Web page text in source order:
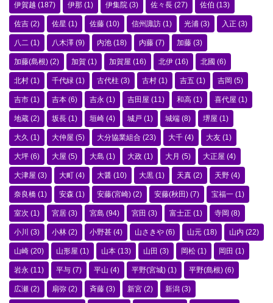
伊賀越 (187) 伊那 (1) 伊集院 (3) 佐々長 (27) 佐伯 (13)
佐吉 (2) 佐星 (1) 佐藤 (10) 信州諏訪 (1) 光浦 (3) 入正 (3)
八二 (1) 八木澤 (9) 内池 (18) 内藤 (7) 加藤 (3)
加藤(島根) (2) 加賀 (1) 加賀屋 (16) 北伊 (16) 北國 (6)
北村 (1) 千代緑 (1) 古代柱 (3) 古村 (1) 吉五 (1) 吉岡 (5)
吉市 (1) 吉本 (6) 吉永 (1) 吉田屋 (11) 和高 (1) 喜代屋 (1)
地蔵 (2) 坂長 (1) 垣崎 (4) 城戸 (1) 城端 (8) 堺屋 (1)
大久 (1) 大仲屋 (5) 大分協業組合 (23) 大千 (4) 大友 (1)
大坪 (6) 大屋 (5) 大島 (1) 大政 (1) 大月 (5) 大正屋 (4)
大津屋 (3) 大町 (4) 大醤 (10) 大黒 (1) 天真 (2) 天野 (4)
奈良橋 (1) 安森 (1) 安藤(宮崎) (2) 安藤(秋田) (7) 宝福一 (1)
室次 (1) 宮居 (3) 宮島 (94) 宮田 (3) 富士正 (1) 寺岡 (8)
小川 (3) 小林 (2) 小野甚 (4) 山さきや (6) 山元 (18) 山内 (22)
山崎 (20) 山形屋 (1) 山本 (13) 山田 (3) 岡松 (1) 岡田 (1)
岩永 (11) 平与 (7) 平山 (4) 平野(宮城) (1) 平野(島根) (6)
広瀬 (2) 扇弥 (2) 斉藤 (3) 新宮 (2) 新潟 (3)